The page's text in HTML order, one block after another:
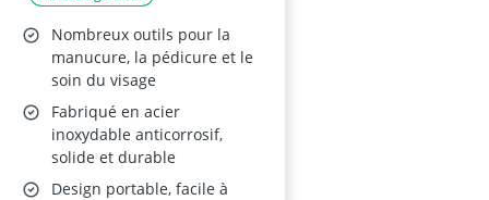
Nombreux outils pour la
manucure, la pédicure et le
soin du visage
Fabriqué en acier
inoxydable anticorrosif,
solide et durable
Design portable, facile à